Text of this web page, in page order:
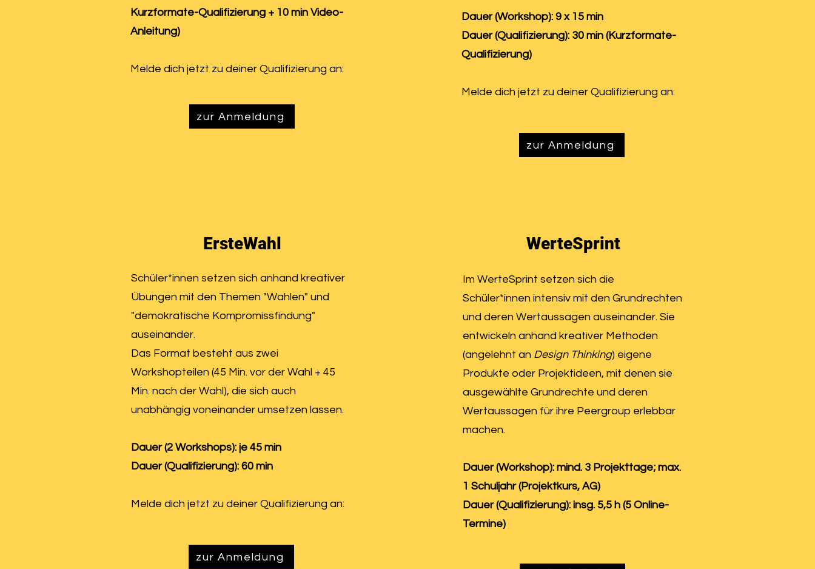
Kurzformate-Qualifizierung + 10 min Video-
Anleitung)
Melde dich jetzt zu deiner Qualifizierung an:
zur Anmeldung
ErsteWahl
Schüler*innen setzen sich anhand kreativer
Übungen mit den Themen "Wahlen" und
"demokratische Kompromissfindung"
auseinander.
Das Format besteht aus zwei
Workshopteilen (45 Min. vor der Wahl + 45
Min. nach der Wahl), die sich auch
unabhängig voneinander umsetzen lassen.
Dauer (2 Workshops): je 45 min
Dauer (Qualifizierung): 60 min
Melde dich jetzt zu deiner Qualifizierung an:
zur Anmeldung
Dauer (Workshop): 9 x 15 min
Dauer (Qualifizierung): 30 min (Kurzformate-
Qualifizierung)
Melde dich jetzt zu deiner Qualifizierung an:
zur Anmeldung
WerteSprint
Im WerteSprint setzen sich die
Schüler*innen intensiv mit den Grundrechten
und deren Wertaussagen auseinander. Sie
entwickeln anhand kreativer Methoden
(angelehnt an Design Thinking) eigene
Produkte oder Projektideen, mit denen sie
ausgewählte Grundrechte und deren
Wertaussagen für ihre Peergroup erlebbar
machen.
Dauer (Workshop): mind. 3 Projekttage; max.
1 Schuljahr (Projektkurs, AG)
Dauer (Qualifizierung): insg. 5,5 h (5 Online-
Termine)